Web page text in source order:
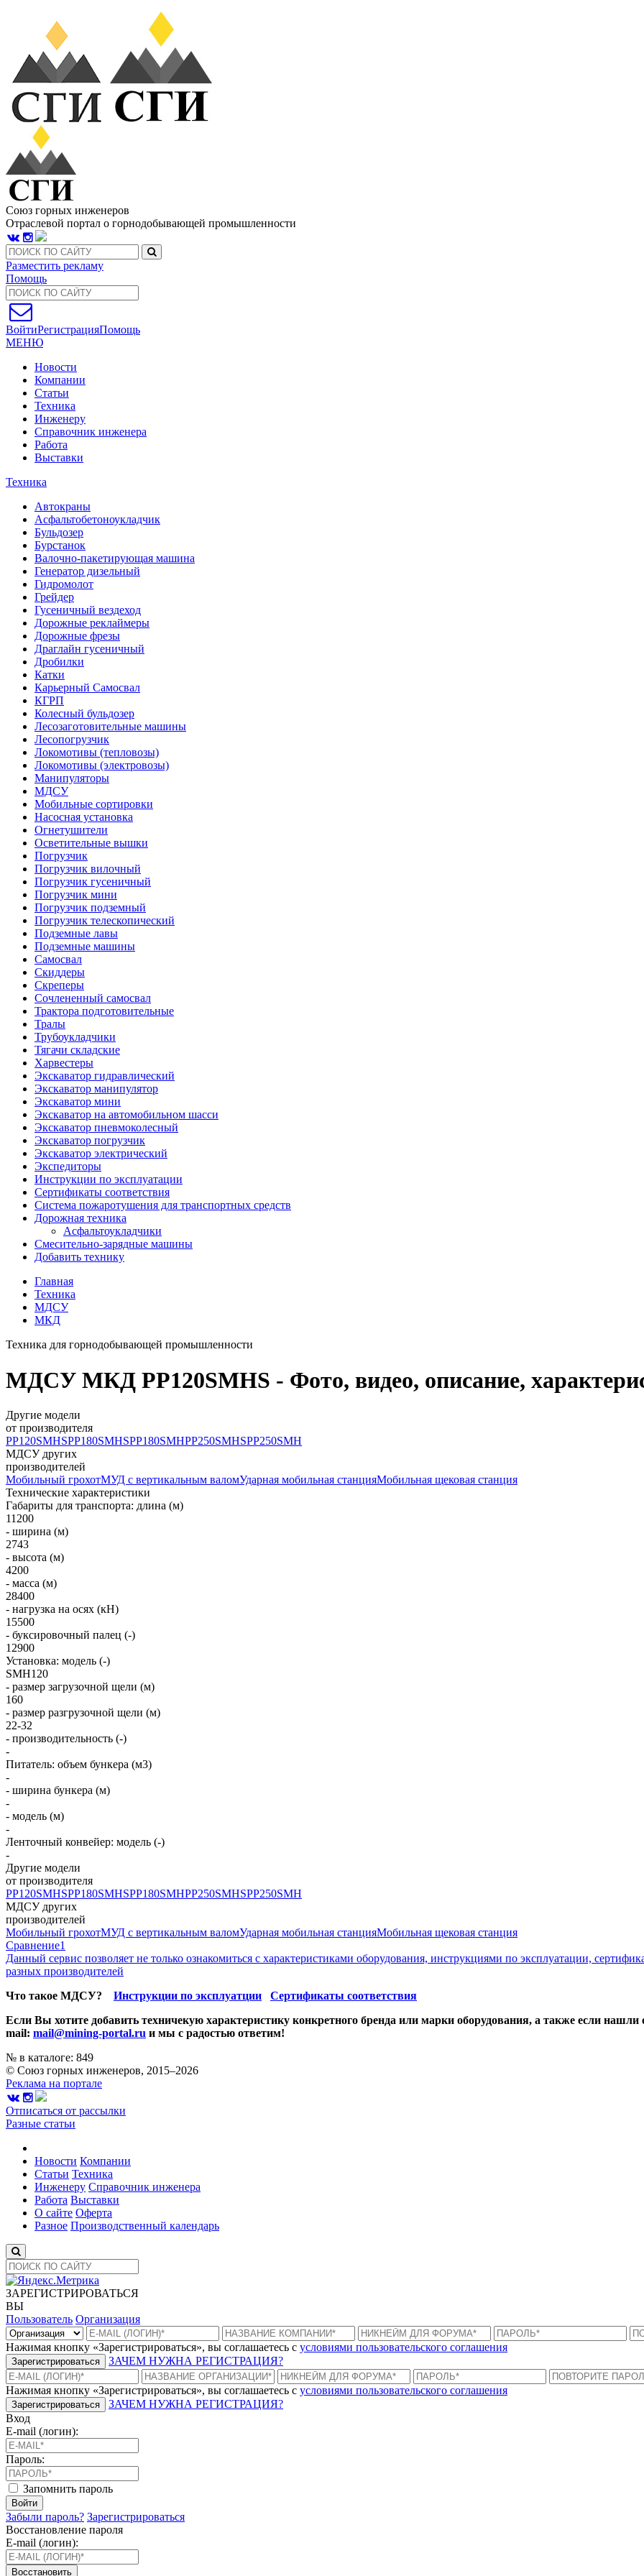
Союз горных инженеров
Отраслевой портал о горнодобывающей промышленности
Разместить рекламу
Помощь
ВойтиРегистрацияПомощь
МЕНЮ
Новости
Компании
Статьи
Техника
Инженеру
Справочник инженера
Работа
Выставки
Техника
Автокраны
Асфальтобетоноукладчик
Бульдозер
Бурстанок
Валочно-пакетирующая машина
Генератор дизельный
Гидромолот
Грейдер
Гусеничный вездеход
Дорожные реклаймеры
Дорожные фрезы
Драглайн гусеничный
Дробилки
Катки
Карьерный Самосвал
КГРП
Колесный бульдозер
Лесозаготовительные машины
Лесопогрузчик
Локомотивы (тепловозы)
Локомотивы (электровозы)
Манипуляторы
МДСУ
Мобильные сортировки
Насосная установка
Огнетушители
Осветительные вышки
Погрузчик
Погрузчик вилочный
Погрузчик гусеничный
Погрузчик мини
Погрузчик подземный
Погрузчик телескопический
Подземные лавы
Подземные машины
Самосвал
Скиддеры
Скреперы
Сочлененный самосвал
Трактора подготовительные
Тралы
Трубоукладчики
Тягачи складские
Харвестеры
Экскаватор гидравлический
Экскаватор манипулятор
Экскаватор мини
Экскаватор на автомобильном шасси
Экскаватор пневмоколесный
Экскаватор погрузчик
Экскаватор электрический
Экспедиторы
Инструкции по эксплуатации
Сертификаты соответствия
Система пожаротушения для транспортных средств
Дорожная техника
Асфальтоукладчики
Смесительно-зарядные машины
Добавить технику
Главная
Техника
МДСУ
МКД
Техника для горнодобывающей промышленности
МДСУ МКД PP120SMHS - Фото, видео, описание,
Другие модели
от производителя
PP120SMHSPP180SMHSPP180SMHPP250SMHSPP250SMH
МДСУ других
производителей
Мобильный грохотМУД с вертикальным валомУдарная мобильная станцияМобильная щековая станция
Технические характеристики
Габариты для транспорта: длина (м)
11200
- ширина (м)
2743
- высота (м)
4200
- масса (м)
28400
- нагрузка на осях (кН)
15500
- буксировочный палец (-)
12900
Установка: модель (-)
SMH120
- размер загрузочной щели (м)
160
- размер разгрузочной щели (м)
22-32
- производительность (-)
-
Питатель: объем бункера (м3)
-
- ширина бункера (м)
-
- модель (м)
-
Ленточный конвейер: модель (-)
-
Другие модели
от производителя
PP120SMHSPP180SMHSPP180SMHPP250SMHSPP250SMH
МДСУ других
производителей
Мобильный грохотМУД с вертикальным валомУдарная мобильная станцияМобильная щековая станция
Сравнение1
Данный сервис позволяет не только ознакомиться с характеристиками оборудования, инструкциями по эксплуатации,
разных производителей
Что такое МДСУ? Инструкции по эксплуатции
Сертификаты соответствия
Если Вы хотите добавить техничекую характеристику конкретного бренда или марки оборудования, а также если
mail: mail@mining-portal.ru и мы с радостью ответим!
№ в каталоге: 849
© Союз горных инженеров, 2015–2026
Реклама на портале
Отписаться от рассылки
Разные статьи
Новости Компании
Статьи Техника
Инженеру Справочник инженера
Работа Выставки
О сайте Оферта
Разное Производственный календарь
ЗАРЕГИСТРИРОВАТЬСЯ
ВЫ
Пользователь Организация
Нажимая кнопку «Зарегистрироваться», вы соглашаетесь с условиями пользовательского соглашения
Зарегистрироваться ЗАЧЕМ НУЖНА РЕГИСТРАЦИЯ?
Нажимая кнопку «Зарегистрироваться», вы соглашаетесь с условиями пользовательского соглашения
Зарегистрироваться
ЗАЧЕМ НУЖНА РЕГИСТРАЦИЯ?
Вход
E-mail (логин):
Пароль:
Запомнить пароль
Войти
Забыли пароль? Зарегистрироваться
Восстановление пароля
E-mail (логин):
Восстановить